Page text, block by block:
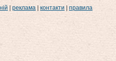
реклама контакти правила